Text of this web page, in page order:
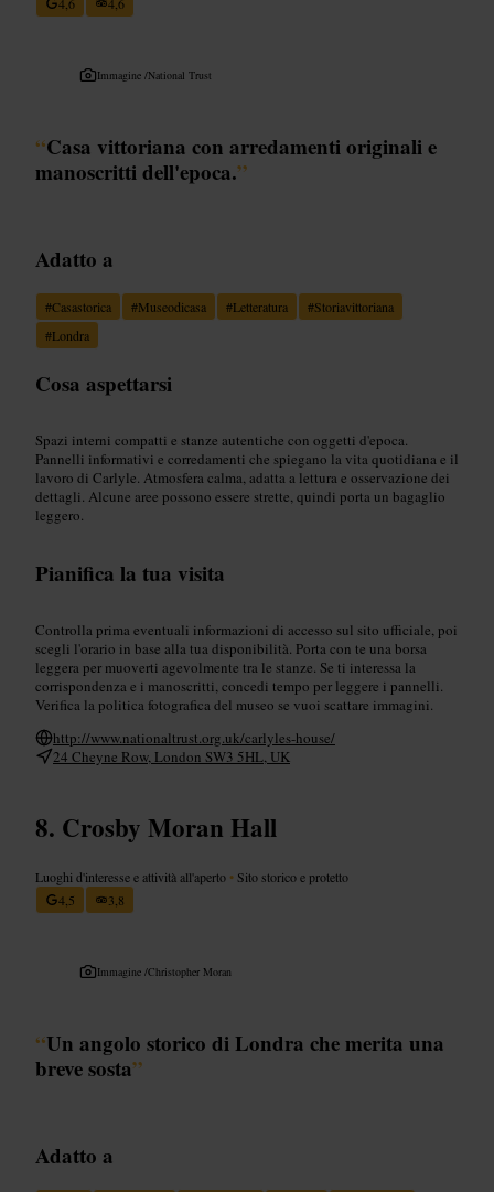
Immagine /National Trust
“Casa vittoriana con arredamenti originali e
manoscritti dell'epoca.”
Adatto a
#Casastorica #Museodicasa #Letteratura #Storiavittoriana
#Londra
Cosa aspettarsi
Spazi interni compatti e stanze autentiche con oggetti d'epoca.
Pannelli informativi e corredamenti che spiegano la vita quotidiana e il
lavoro di Carlyle. Atmosfera calma, adatta a lettura e osservazione dei
dettagli. Alcune aree possono essere strette, quindi porta un bagaglio
leggero.
Pianifica la tua visita
Controlla prima eventuali informazioni di accesso sul sito ufficiale, poi
scegli l'orario in base alla tua disponibilità. Porta con te una borsa
leggera per muoverti agevolmente tra le stanze. Se ti interessa la
corrispondenza e i manoscritti, concedi tempo per leggere i pannelli.
Verifica la politica fotografica del museo se vuoi scattare immagini.
http://www.nationaltrust.org.uk/carlyles-house/
24 Cheyne Row, London SW3 5HL, UK
Crosby Moran Hall
Luoghi d'interesse e attività all'aperto • Sito storico e protetto
4,5
3,8
Immagine /Christopher Moran
“Un angolo storico di Londra che merita una
breve sosta”
Adatto a